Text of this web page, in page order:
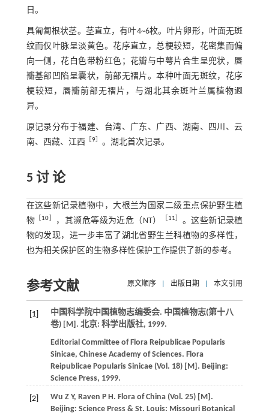
日。
具匍匐根状茎。茎直立，有叶4~6枚。叶片卵形，叶面无斑
纹而仅叶脉呈淡黄色。花序直立，总梗较短，花密集而偏
向一侧，花白色带粉红色；花瓣与中萼片合生呈兜状，唇
瓣基部凹陷呈囊状，前部无褶片。本种叶面无斑纹，花序
梗较短，唇瓣前部无褶片，与湖北其余斑叶兰属植物迥
异。
原记录分布于福建、台湾、广东、广西、湖南、四川、云
南、西藏、江西［ 9］ 。湖北首次记录。
5 讨 论
在这些新记录植物中，大根兰为国家二级重点保护野生植
物
10 ，其濒危等级为近危（NT） 11
。这些新记录植
物的发现，进一步丰富了湖北省野生兰科植物的多样性，
也为相关保护区的生物多样性保护工作提供了新的参考。
参考文献 原文顺序 出版日期 本文引用
[1] 中国科学院中国植物志编委会. 中国植物志(第十八
卷)[M]. 北京: 科学出版社, 1999.
Editorial Committee of Flora Reipublicae Popularis
Sinicae, Chinese Academy of Sciences. Flora
Reipublicae Popularis Sinicae (Vol. 18)[M]. Beijing:
Science Press, 1999.
[2] Wu Z Y, Raven P H. Flora of China (Vol. 25)[M].
Beijing: Science Press & St. Louis: Missouri Botanical